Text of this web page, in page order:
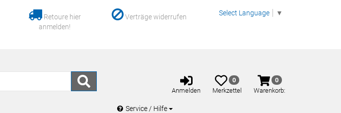
Retoure hier
anmelden!
Verträge widerrufen Select Language ▼
Anmelden
Anmelden
Merkzettel
aufklappen
0
Merkzettel
Warenkorb
aufklappen
0
Warenkorb:
Service / Hilfe